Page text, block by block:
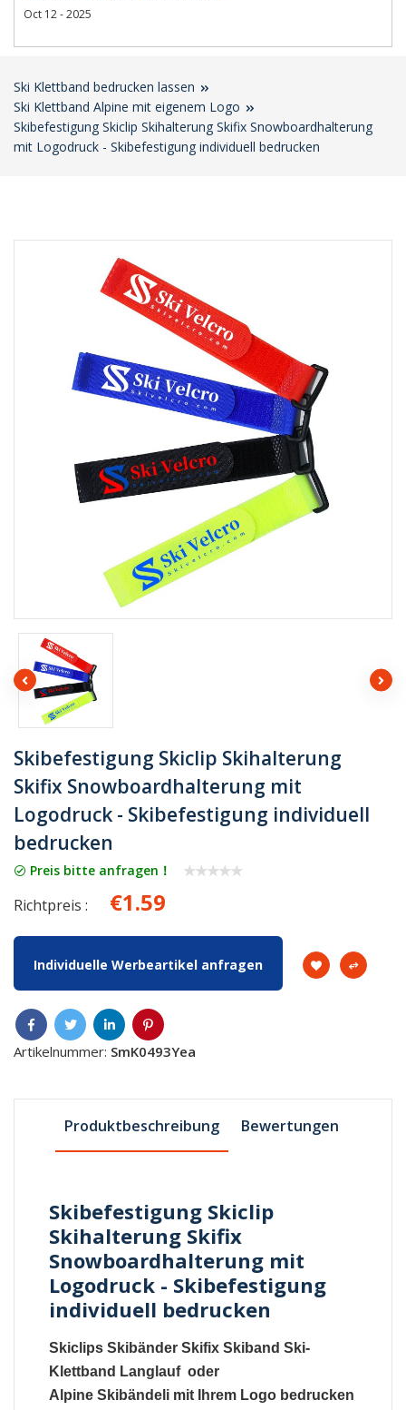
Oct 12 - 2025
Ski Klettband bedrucken lassen
Ski Klettband Alpine mit eigenem Logo
Skibefestigung Skiclip Skihalterung Skifix Snowboardhalterung
mit Logodruck - Skibefestigung individuell bedrucken
Skibefestigung Skiclip Skihalterung
Skifix Snowboardhalterung mit
Logodruck - Skibefestigung individuell
bedrucken
Preis bitte anfragen！
Richtpreis : €1.59
Individuelle Werbeartikel anfragen
Artikelnummer: SmK0493Yea
Produktbeschreibung Bewertungen
Skibefestigung Skiclip
Skihalterung Skifix
Snowboardhalterung mit
Logodruck - Skibefestigung
individuell bedrucken
Skiclips Skibänder Skifix Skiband Ski-
Klettband Langlauf oder
AlpineSkibändeli mit Ihrem Logo bedrucken